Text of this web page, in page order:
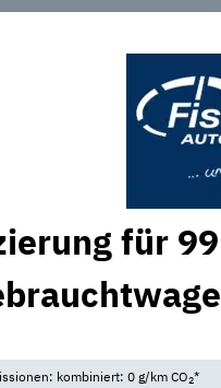
für
kombiniert: 0 g/km CO2*